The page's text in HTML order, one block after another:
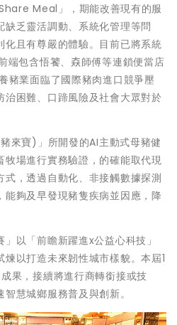
Meal」，期能改善現有的服
乏靈活調動、系統化管理等問
化且有尊嚴的體驗。目前已將系統
端包含悟饕、𡘙師傅等連鎖便當店
豬業面臨了國際豬肉進口競爭壓
治困難、口蹄風險及社會大眾對於
來寶)」所開發的AI主動式母豬健
牧場進行實務驗證，的確能取代現
，透過自動化、非接觸數據探測
夠及早發現豬隻疾病並因應，降
」以「前瞻新躍進x公益心科技」
以打造未來韌性城市樣貌。本屆1
果，接續將進行商轉銜接或技
慧城鄉服務普及與創新。